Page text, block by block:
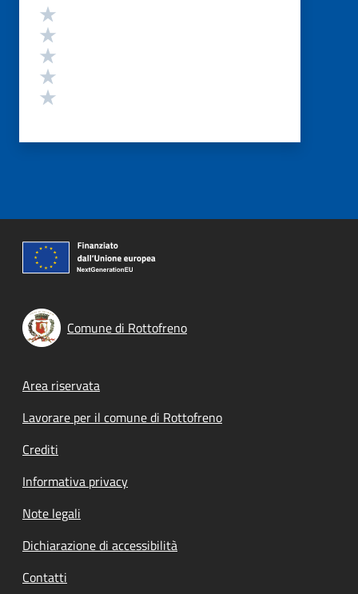
Valutazione
Comune di Rottofreno
Footer menu
Area riservata
Lavorare per il comune di Rottofreno
Crediti
Informativa privacy
Note legali
Dichiarazione di accessibilità
Contatti